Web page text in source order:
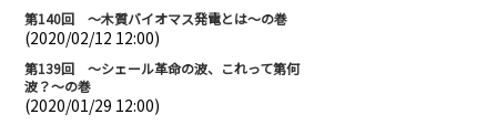
第140回 ～木質バイオマス発電とは～の巻
(2020/02/12 12:00)
第139回 ～シェール革命の波、これって第何
波？～の巻
(2020/01/29 12:00)